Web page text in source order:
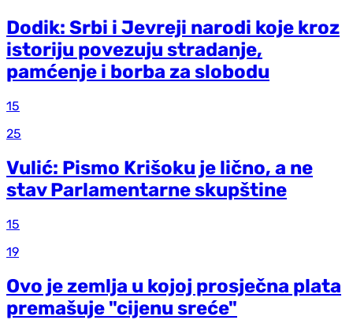
Dodik: Srbi i Jevreji narodi koje kroz
istoriju povezuju stradanje,
pamćenje i borba za slobodu
15
25
Vulić: Pismo Krišoku je lično, a ne
stav Parlamentarne skupštine
15
19
Ovo je zemlja u kojoj prosječna plata
premašuje "cijenu sreće"